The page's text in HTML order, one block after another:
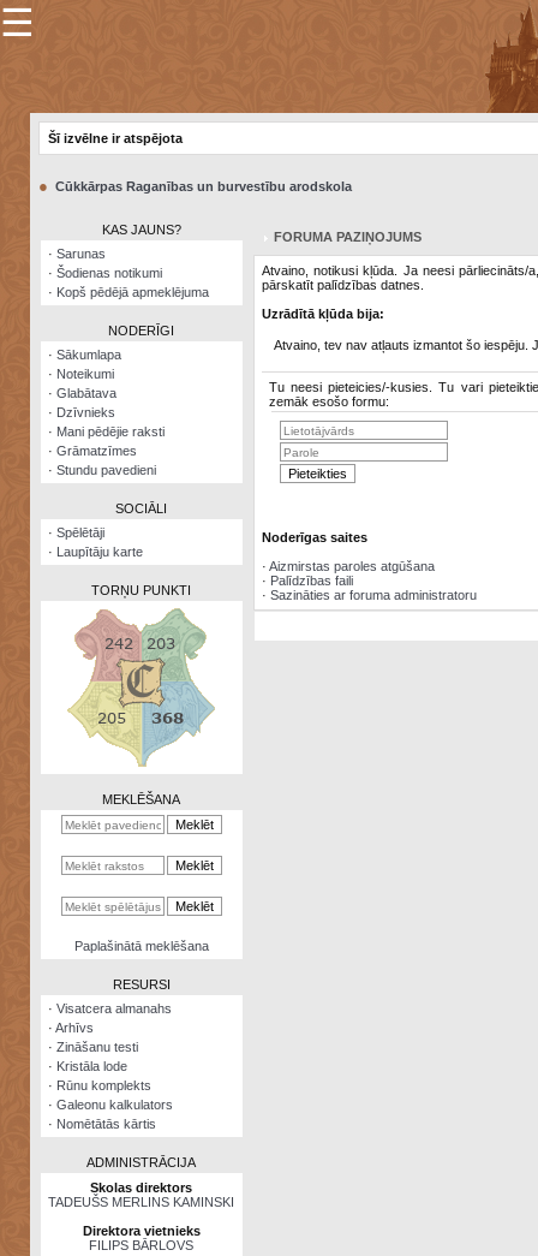
×
Šodienas
notikumi
Visatcera
almanahs
Arhīvs
Zināšanu
kalkulators
Nomētātās
☰
Šī izvēlne ir atspējota
● Cūkkārpas Raganības un burvestību arodskola
KAS JAUNS?
· Sarunas
· Šodienas notikumi
· Kopš pēdējā apmeklējuma
NODERĪGI
· Sākumlapa
· Noteikumi
· Glabātava
· Dzīvnieks
· Mani pēdējie raksti
· Grāmatzīmes
· Stundu pavedieni
SOCIĀLI
· Spēlētāji
· Laupītāju karte
TORŅU PUNKTI
MEKLĒŠANA
Paplašinātā meklēšana
RESURSI
· Visatcera almanahs
· Arhīvs
· Zināšanu testi
· Kristāla lode
· Rūnu komplekts
· Galeonu kalkulators
· Nomētātās kārtis
ADMINISTRĀCIJA
Skolas direktors
TADEUŠS MERLINS KAMINSKI
Direktora vietnieks
FILIPS BĀRLOVS
FORUMA PAZIŅOJUMS
Atvaino, notikusi kļūda. Ja neesi pārliecināts/
pārskatīt palīdzības datnes.
Uzrādītā kļūda bija:
Atvaino, tev nav atļauts izmantot šo iespēju.
Tu neesi pieteicies/-kusies. Tu vari
zemāk esošo formu:
Noderīgas saites
· Aizmirstas paroles atgūšana
· Palīdzības faili
· Sazināties ar foruma administratoru